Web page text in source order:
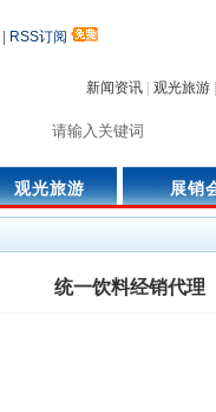
RSS订阅
新闻资讯 观光旅游
观光旅游 展销
统一饮料经销代理